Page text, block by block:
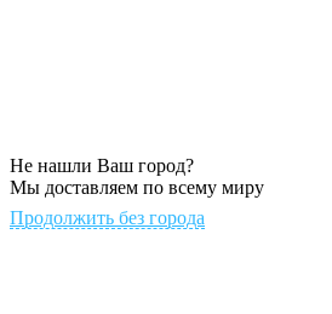
Не нашли Ваш город?
Мы доставляем по всему миру
Продолжить без города